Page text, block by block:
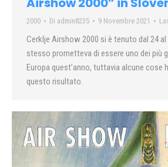
2000 Di admin8235 9 Novembre 2021
Cerklje Airshow 2000 si è tenuto dal 24 al
stesso prometteva di essere uno dei più
Europa quest’anno, tuttavia alcune cose
questo risultato.